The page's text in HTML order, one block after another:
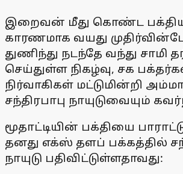
இறைவன் மீது கொண்ட
காரணமாக வயது
துணிந்து நடந்தே வந்து சாமி
செய்துள்ள நிகழ்வு, சக
நிர்வாகிகள் மட்டுமின்றி
சந்திரபாபு நாயுடுவையும்
மூதாட்டியின் பக்தியை
தனது எக்ஸ் தளப் பக்கத்தில்
நாயுடு பதிவிட்டுள்ளதாவது: